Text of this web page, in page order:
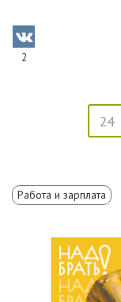
2
24
Работа и зарплата